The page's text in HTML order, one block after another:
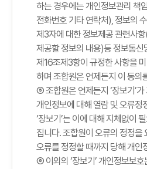
하는 경우에는 개인정보관리 책
전화번호 기타 연락처), 정보의
제3자에 대한 정보제공 관련사
제공할 정보의 내용)등 정보통
제16조제3항이 규정한 사항을
하며 조합원은 언제든지 이 동의
⑤ 조합원은 언제든지 ‘장보기’가
개인정보에 대해 열람 및 오류정
‘장보기’는 이에 대해 지체없이
집니다. 조합원이 오류의 정정을
오류를 정정할 때까지 당해 개인
⑥ 이외의 ‘장보기’ 개인정보보호